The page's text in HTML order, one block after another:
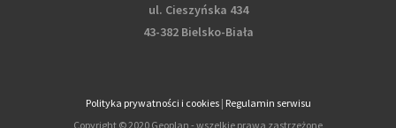
ul. Cieszyńska 434
43-382 Bielsko-Biała
Polityka prywatności i cookies| Regulamin serwisu
Copyright © 2020 Geoplan - wszelkie prawa zastrzeżone